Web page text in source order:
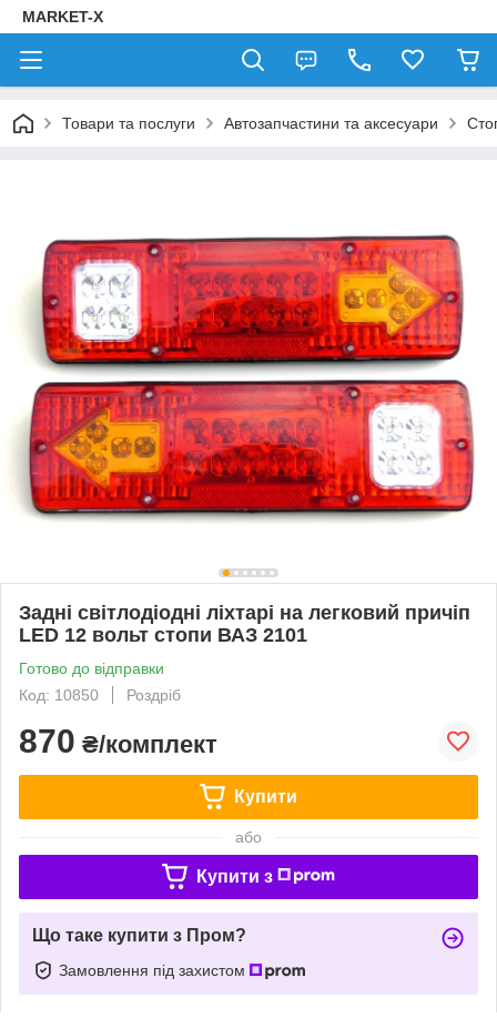
MARKET-X
Товари та послуги Автозапчастини та аксесуари
Задні світлодіодні ліхтарі на легковий причіп
LED 12 вольт стопи ВАЗ 2101
Готово до відправки
Код: 10850
Роздріб
870 ₴/комплект
Купити
або
Купити з
Що таке купити з Пром?
Замовлення під захистом